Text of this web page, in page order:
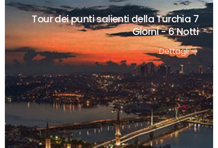
Tour dei punti salienti della Turchia 7
Giorni - 6 Notti
Dettagli